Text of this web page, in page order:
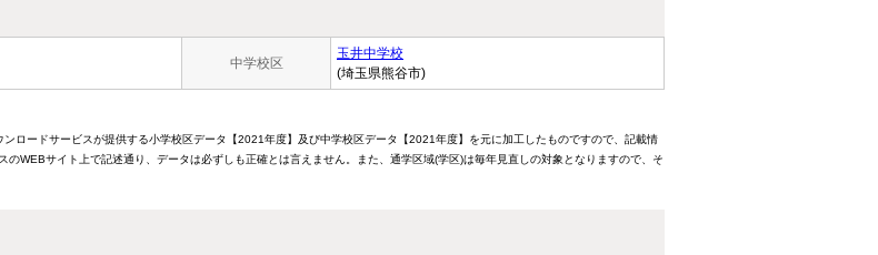
中学校区
玉井中学校
(埼玉県熊谷市)
ロードサービスが提供する小学校区データ【2021年度】及び中学校区データ【2021年度】を元に加工したものですので、記載情
WEBサイト上で記述通り、データは必ずしも正確とは言えません。また、通学区域(学区)は毎年見直しの対象となりますので、そ